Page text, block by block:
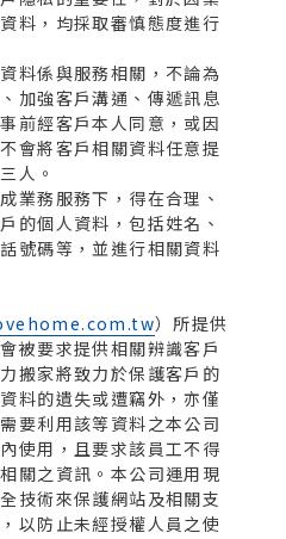
料，均採取審慎態度進行
料係與服務相關，不論為
加強客戶溝通、傳遞訊息
前經客戶本人同意，或因
會將客戶相關資料任意提
人。
業務服務下，得在合理、
的個人資料，包括姓名、
號碼等，並進行相關資料
）所提供
被要求提供相關辨識客戶
搬家將致力於保護客戶的
料的遺失或遭竊外，亦僅
要利用該等資料之本公司
使用，且要求該員工不得
關之資訊。本公司運用現
技術來保護網站及相關支
以防止未經授權人員之使